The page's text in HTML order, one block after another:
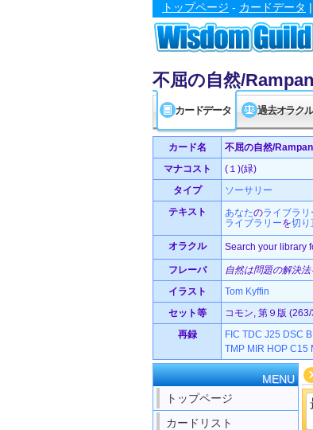
トップページ - カードデータ |
不屈の自然/
カードデータ 過去オラクル
カード名 不屈の自然/
マナコスト
(１)(緑)
タイプ
ソーサリー
テキスト
あなたのライブラリ
ライブラリーを切り
オラクル Search your library
フレーバ
自然は問題の解決法
イラスト
Tom Kyffin
セット等
コモン, 第９版
再録
FIC TDC J25 DSC
TMP MIR HOP C15
MENU
トップページ
カードリスト